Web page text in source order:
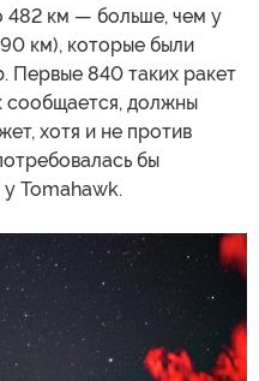
482 км — больше, чем у
км), которые были
Первые 840 таких ракет
сообщается, должны
хотя и не против
бы
у Tomahawk.